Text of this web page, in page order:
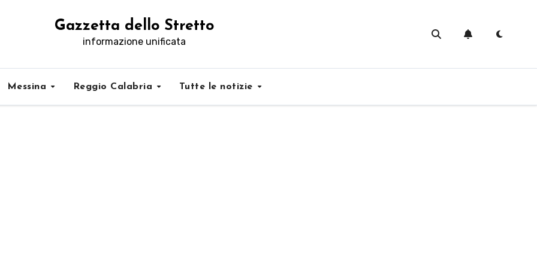
Gazzetta dello Stretto
informazione unificata
Messina Reggio Calabria Tutte le notizie